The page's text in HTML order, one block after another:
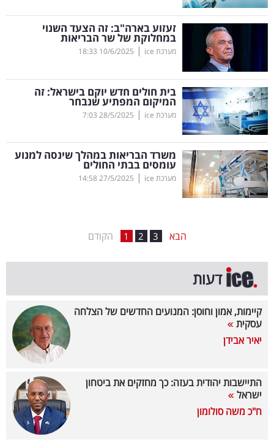
מינויים
רייטינג
רכב
בריאות
תרבות
ופנאי
תיירות
המילון
הכלכלי
פודקאסט
40
זעזוע בארה"ב: זה הצעד השנוי
במחלוקת של שר הבריאות
מערכת ice |
10/6/2025
18:33
בית חולים חדש יוקם בישראל: זה
המיקום המפתיע שנבחר
מערכת ice |
28/5/2025
7:03
משרד הבריאות במהלך שינסה למנוע
עומסים בבתי החולים
מערכת ice |
27/5/2025
14:58
הקודם 1 2 3 הבא
דעות
קיימות, אמון וחוסן: המנועים החדשים של הצלחה
עסקית
יאיר אבידן
התיישבות יהודית בעזה: כך מחזקים את ביטחון
ישראל
ח"כ משה סולומון